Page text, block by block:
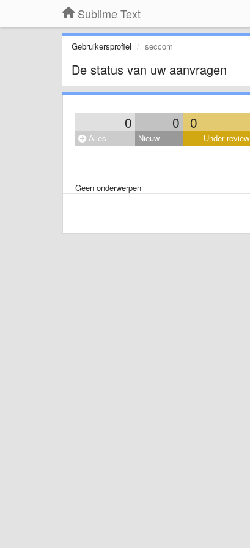
Sublime Text
Gebruikersprofiel seccom
De status van uw aanvragen
0 0 0
Alles Nieuw Under review
Geen onderwerpen